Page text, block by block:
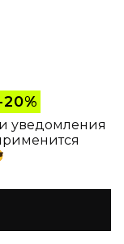
20%
уведомления
Профиль